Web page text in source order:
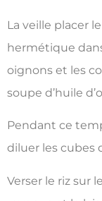
La veille placer
hermétique
oignons et les
soupe d’huile
Pendant ce
diluer les cubes
Verser le riz sur